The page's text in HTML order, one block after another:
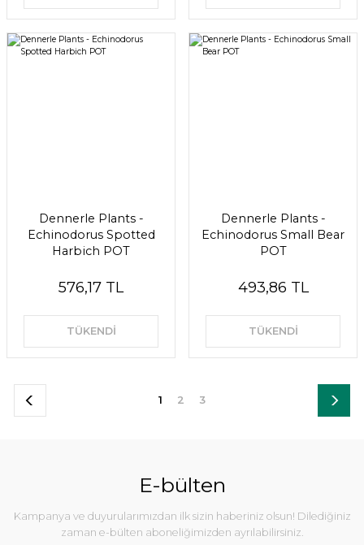
Dennerle Plants -
Echinodorus Spotted
Harbich POT
576,17 TL
TÜKENDİ
Dennerle Plants -
Echinodorus Small Bear
POT
493,86 TL
TÜKENDİ
1 2 3
E-bülten
Kampanya ve duyurularımızdan ilk sizin haberiniz olsun! Dilediğiniz
zaman e-bülten aboneliğimizden ayrılabilirsiniz.